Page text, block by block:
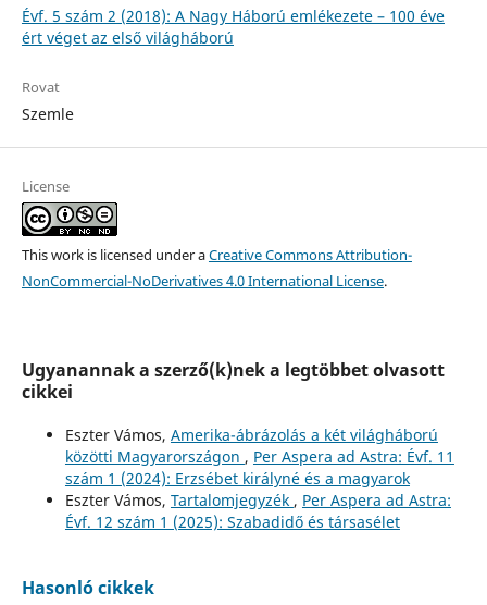
Évf. 5 szám 2 (2018): A Nagy Háború emlékezete – 100 éve
ért véget az első világháború
Rovat
Szemle
License
This work is licensed under aCreative Commons Attribution-
NonCommercial-NoDerivatives 4.0 International License.
Ugyanannak a szerző(k)nek a legtöbbet olvasott
cikkei
Eszter Vámos, Amerika-ábrázolás a két világháború
közötti Magyarországon , Per Aspera ad Astra: Évf. 11
szám 1 (2024): Erzsébet királyné és a magyarok
Eszter Vámos, Tartalomjegyzék , Per Aspera ad Astra:
Évf. 12 szám 1 (2025): Szabadidő és társasélet
Hasonló cikkek